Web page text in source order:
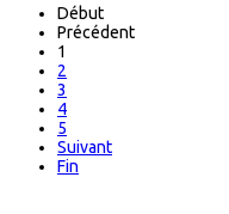
Début
Précédent
1
2
3
4
5
Suivant
Fin